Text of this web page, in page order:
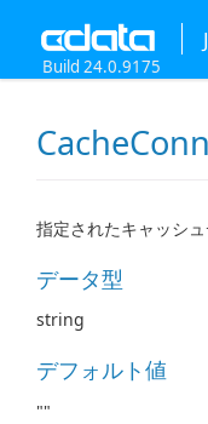
Build 24.0.9175
指定されたキャッシ
データ型
string
デフォルト値
""